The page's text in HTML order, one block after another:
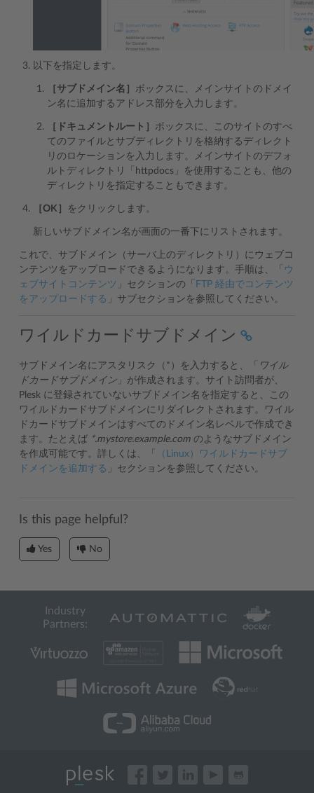
以下を指定します。
［サブドメイン名］ ボックスに、メインサイトのドメイ
ン名に追加するアドレス部分を入力します。
［ドキュメントルート］ ボックスに、このサイトのすべ
てのファイルとサブディレクトリを格納するディレクト
リのロケーションを入力します。メインサイトのデフォ
ルトディレクトリ「httpdocs」を使用することも、他の
ディレクトリを指定することもできます。
［OK］ をクリックします。
新しいサブドメイン名が画面の一番下にリストされます。
これで、サブドメイン（サーバ上のディレクトリ）にウェブコ
ンテンツをアップロードできるようになります。手順は、「 ウ
ェブサイトコンテンツ 」セクションの「 FTP 経由でコンテンツ
をアップロードする 」サブセクションを参照してください。
ワイルドカードサブドメイン
サブドメイン名にアスタリスク（*）を入力すると、「 ワイル
ドカードサブドメイン 」が作成されます。サイト訪問者が、
Plesk に登録されていないサブドメイン名を指定すると、この
ワイルドカードサブドメインにリダイレクトされます。ワイル
ドカードサブドメインはすべてのドメイン名レベルで作成でき
ます。たとえば *.mystore.example.com のようなサブドメイン
を作成可能です。詳しくは、「
（Linux）ワイルドカードサブ
ドメインを追加する 」セクションを参照してください。
Is this page helpful?
Yes No
Industry
Partners: